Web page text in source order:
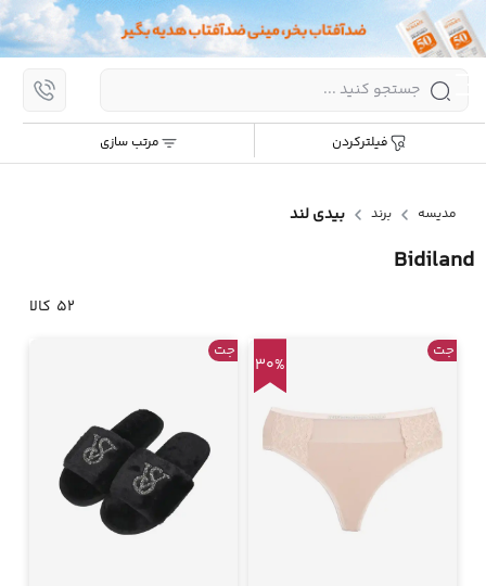
فیلترکردن مرتب سازی
پرش
مدیسه برند بیدی لند
Bidiland
مرتب سازی:
جدیدترین ارزان ترین گران ترین
52 کالا
جت
30%
جت